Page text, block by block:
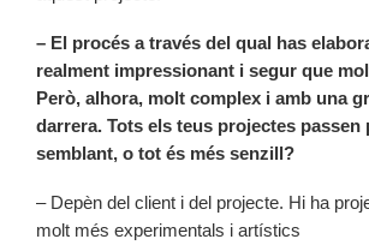
– El procés a través del qual has
realment impressionant i segur que
Però, alhora, molt complex i amb una
darrera. Tots els teus projectes passen
semblant, o tot és més senzill?
– Depèn del client i del projecte. Hi ha
molt més experimentals i artístics